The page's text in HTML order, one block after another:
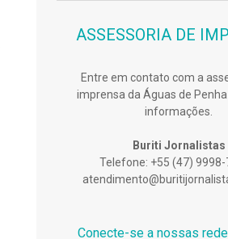
ASSESSORIA DE
Entre em contato com a
imprensa da Águas de
informações.
Buriti Jornalistas
Telefone: +55 (47) 9998-
Conecte-se a nossas